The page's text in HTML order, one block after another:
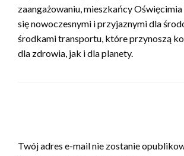
zaangażowaniu, mieszkańcy
się nowoczesnymi i przyjaznymi dla
środkami transportu, które przynoszą
dla zdrowia, jak i dla planety.
Twój adres e-mail nie zostanie